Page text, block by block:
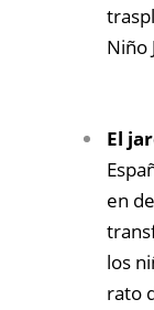
Niño
El
en
los
rato